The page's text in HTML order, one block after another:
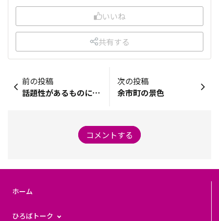
いいね
共有する
前の投稿
話題性があるものに敏感🙇‍♀️
次の投稿
余市町の景色
コメントする
ホーム
ひろばトーク